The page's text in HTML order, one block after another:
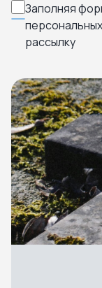
Заполняя
рассылку